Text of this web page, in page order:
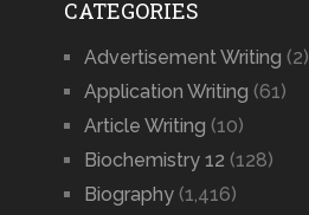
CATEGORIES
Advertisement Writing (2)
Application Writing (61)
Article Writing (10)
Biochemistry 12 (128)
Biography(1,416)